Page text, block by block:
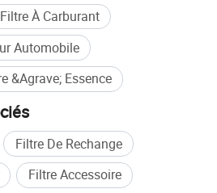
À Carburant
Automobile
&Agrave; Essence
Filtre De Rechange
Filtre Accessoire